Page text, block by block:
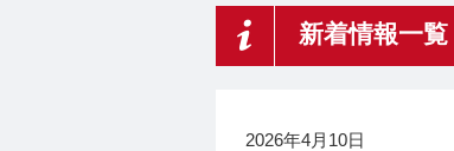
新着情報一覧
2026年4月10日